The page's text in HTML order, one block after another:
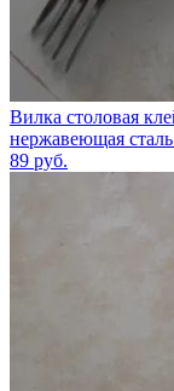
Вилка столовая
нержавеющая
89 руб.